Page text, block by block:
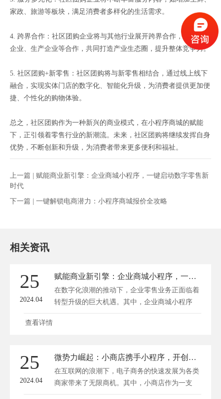
家政、旅游等板块，满足消费者多样化的生活需求。
4. 跨界合作：社区团购企业将与其他行业展开跨界合作，如与物流
企业、生产企业等合作，共同打造产业生态圈，提升整体竞争力。
5. 社区团购+新零售：社区团购将与新零售相结合，通过线上线下
融合，实现实体门店的数字化、智能化升级，为消费者提供更加便
捷、个性化的购物体验。
总之，社区团购作为一种新兴的商业模式，在小程序商城的赋能
下，正引领着零售行业的新潮流。未来，社区团购将继续发挥自身
优势，不断创新和升级，为消费者带来更多便利和福祉。
上一篇 | 赋能商业新引擎：企业商城小程序，一键启动数字零售新
时代
下一篇 | 一键解锁电商潜力：小程序商城报价全攻略
相关资讯
25
2024.04
赋能商业新引擎：企业商城小程序，一键启动数字零售新时代
在数字化浪潮的推动下，企业零售业务正面临着
转型升级的巨大机遇。其中，企业商城小程序
以...
查看详情
25
2024.04
微势力崛起：小商店携手小程序，开创流量新天地
在互联网的浪潮下，电子商务的快速发展为各类
商家带来了无限商机。其中，小商店作为一支
不...